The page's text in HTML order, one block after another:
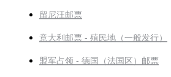
留尼汪邮票
意大利邮票 - 殖民地（一般发行）
盟军占领 - 德国（法国区）邮票